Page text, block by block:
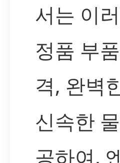
서는 이
정품 부
격, 완벽
신속한
공하여,